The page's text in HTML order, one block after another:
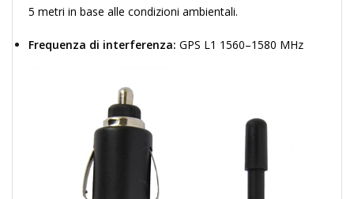
5 metri in base alle condizioni ambientali.
Frequenza di interferenza: GPS L1 1560–1580 MHz